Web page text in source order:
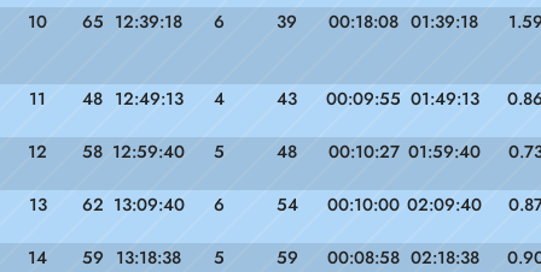
10 65 12:39:18 6 39 00:18:08 01:39:18
11 48 12:49:13 4 43 00:09:55 01:49:13
12 58 12:59:40 5 48 00:10:27 01:59:40
13 62 13:09:40 6 54 00:10:00 02:09:40
14 59 13:18:38 5 59 00:08:58 02:18:38